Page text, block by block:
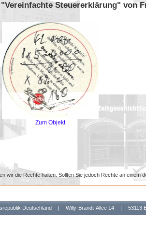
Steuererklärung" von
Zum Objekt
wir die Rechte halten. Sollten Sie jedoch Rechte an einem
Deutschland | Willy-Brandt-Allee 14 | 53113